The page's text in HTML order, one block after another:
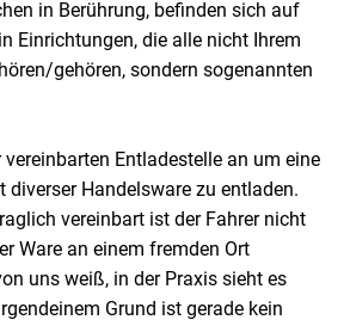
in Berührung, befinden sich auf
Einrichtungen, die alle nicht Ihrem
gehören, sondern sogenannten
Entladestelle an um eine
Handelsware zu entladen.
vereinbart ist der Fahrer nicht
Ware an einem fremden Ort
uns weiß, in der Praxis sieht es
Grund ist gerade kein